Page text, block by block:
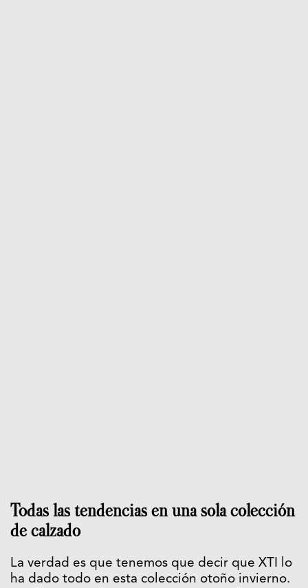
Todas las tendencias en una sola colección
de calzado
La verdad es que tenemos que decir que XTI lo
ha dado todo en esta colección otoño invierno.